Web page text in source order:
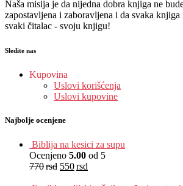
Naša misija je da nijedna dobra knjiga ne
zapostavljena i zaboravljena i da svaka knjiga
svaki čitalac - svoju knjigu!
Sledite nas
Kupovina
Uslovi korišćenja
Uslovi kupovine
Najbolje ocenjene
Biblija na kesici za supu
Ocenjeno 5.00 od 5
770rsd 550rsd